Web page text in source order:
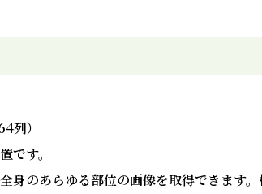
列）
です。
身のあらゆる部位の画像を取得できます